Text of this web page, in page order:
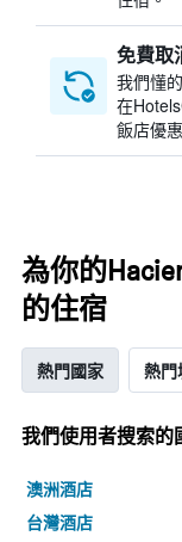
免費取
我們懂
在
飯店優
為你的
的住宿
熱門國家 熱門
我們使用者搜索的
澳洲酒店
台灣酒店